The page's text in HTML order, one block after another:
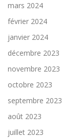
mars 2024
février 2024
janvier 2024
décembre 2023
novembre 2023
octobre 2023
septembre 2023
août 2023
juillet 2023